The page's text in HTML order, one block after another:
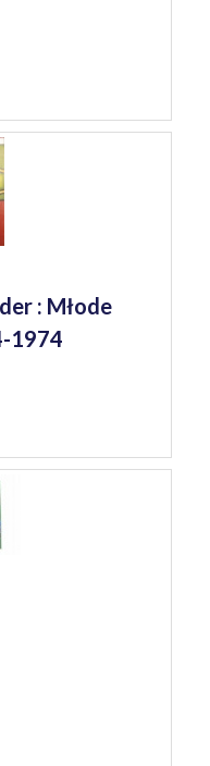
: Młode
1974